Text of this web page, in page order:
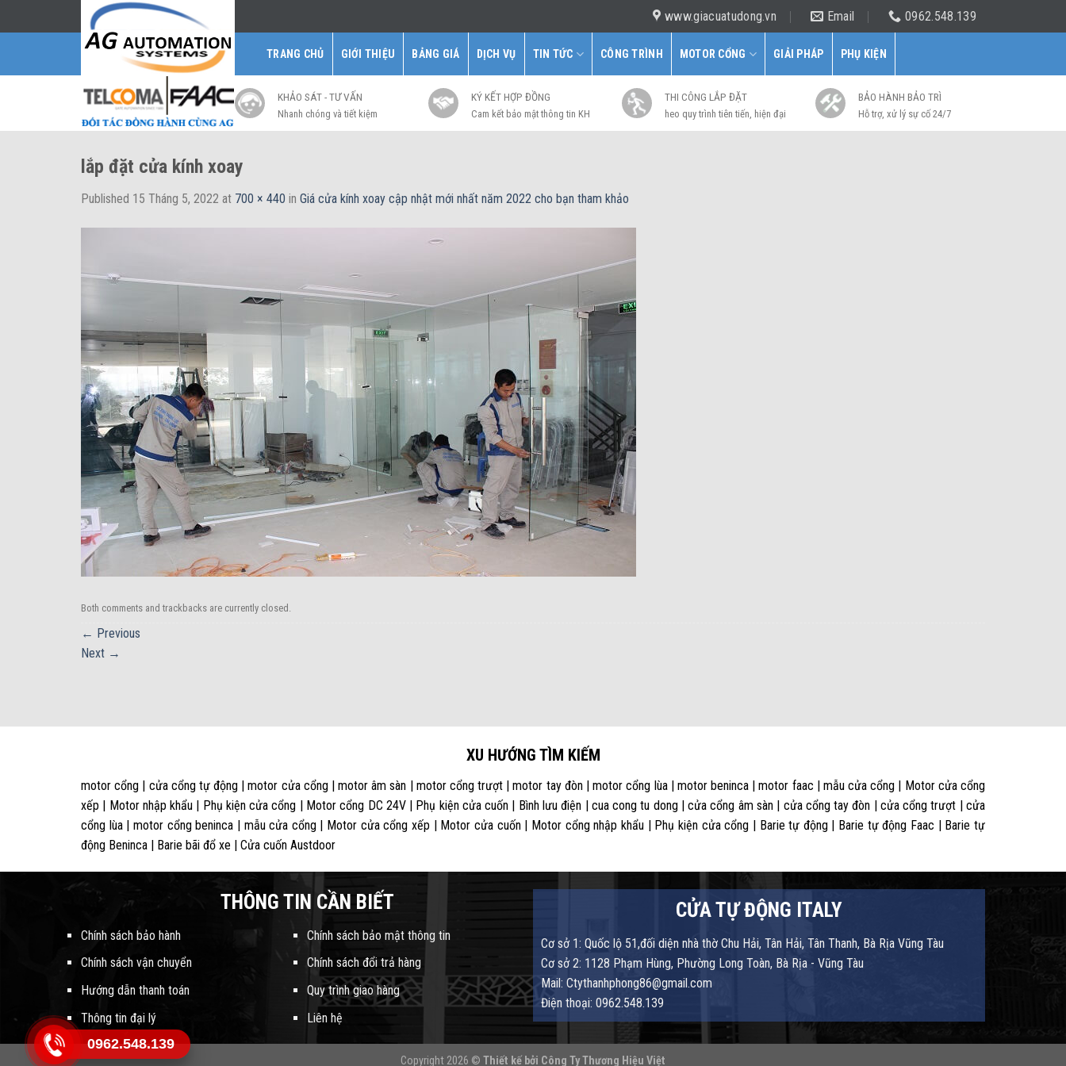
to
www.giacuatudong.vn Email 0962.548.139
TRANG CHỦ GIỚI THIỆU BẢNG GIÁ DỊCH VỤ TIN TỨC CÔNG TRÌNH MOTOR CỔNG GIẢI PHÁP PHỤ KIỆN
KHẢO SÁT - TƯ VẤN
Nhanh chóng và tiết kiệm
KÝ KẾT HỢP ĐỒNG
Cam kết bảo mật thông tin KH
THI CÔNG LẮP ĐẶT
heo quy trình tiên tiến, hiện đại
BẢO HÀNH BẢO TRÌ
Hỗ trợ, xử lý sự cố 24/7
lắp đặt cửa kính xoay
Published 15 Tháng 5, 2022 at 700 × 440 in Giá cửa kính xoay cập nhật mới nhất năm 2022 cho bạn tham khảo
Both comments and trackbacks are currently closed.
← Previous
Next →
XU HƯỚNG TÌM KIẾM
motor cổng | cửa cổng tự động | motor cửa cổng | motor âm sàn | motor cổng trượt | motor tay đòn | motor cổng lùa | motor beninca | motor faac | mẫu cửa cổng | Motor cửa cổng
xếp | Motor nhập khẩu | Phụ kiện cửa cổng | Motor cổng DC 24V | Phụ kiện cửa cuốn | Bình lưu điện | cua cong tu dong | cửa cổng âm sàn | cửa cổng tay đòn | cửa cổng trượt | cửa
cổng lùa | motor cổng beninca | mẫu cửa cổng | Motor cửa cổng xếp | Motor cửa cuốn | Motor cổng nhập khẩu | Phụ kiện cửa cổng | Barie tự động | Barie tự động Faac | Barie tự
động Beninca | Barie bãi đổ xe | Cửa cuốn Austdoor
THÔNG TIN CẦN BIẾT
Chính sách bảo hành
Chính sách vận chuyển
Hướng dẫn thanh toán
Thông tin đại lý
Chính sách bảo mật thông tin
Chính sách đổi trả hàng
Quy trình giao hàng
Liên hệ
CỬA TỰ ĐỘNG ITALY
Cơ sở 1: Quốc lộ 51,đối diện nhà thờ Chu Hải, Tân Hải, Tân Thanh, Bà Rịa Vũng Tàu
Cơ sở 2: 1128 Phạm Hùng, Phường Long Toàn, Bà Rịa - Vũng Tàu
Mail: Ctythanhphong86@gmail.com
Điện thoại: 0962.548.139
Copyright 2026 © Thiết kế bởi Công Ty Thương Hiệu Việt
0962.548.139